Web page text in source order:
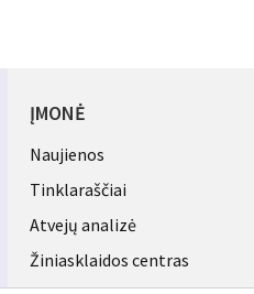
ĮMONĖ
Useful
links
LITHUANIA
Naujienos
Tinklaraščiai
Atvejų analizė
Žiniasklaidos centras